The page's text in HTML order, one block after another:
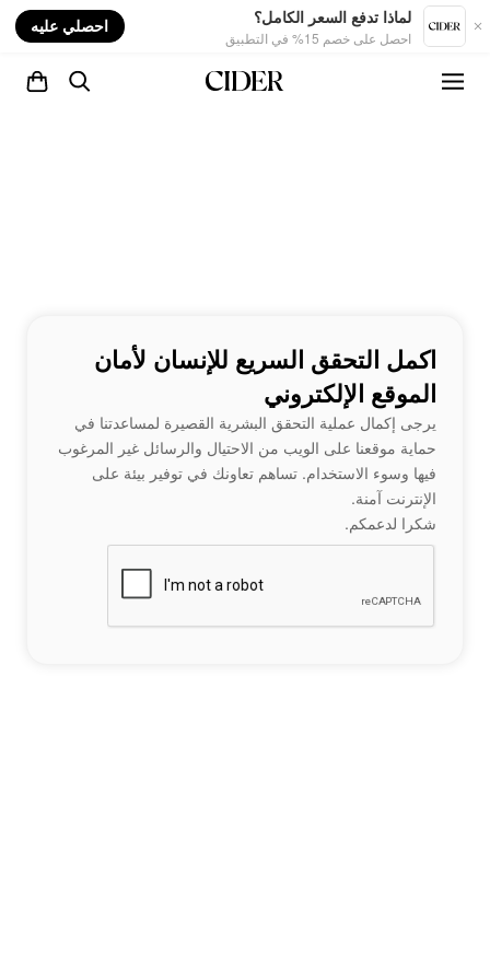
لماذا تدفع السعر الكامل؟
احصل على خصم 15% في التطبيق
احصلي عليه
اكمل التحقق السريع للإنسان لأمان
الموقع الإلكتروني
يرجى إكمال عملية التحقق البشرية القصيرة لمساعدتنا في
حماية موقعنا على الويب من الاحتيال والرسائل غير المرغوب
فيها وسوء الاستخدام. تساهم تعاونك في توفير بيئة على
الإنترنت آمنة.
شكرا لدعمكم.